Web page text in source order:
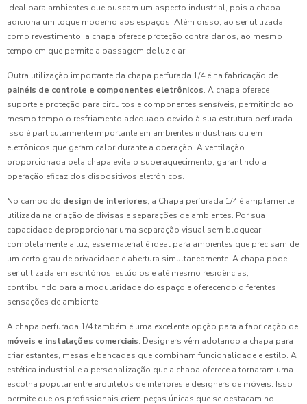
ideal para ambientes que buscam um aspecto industrial, pois a chapa
adiciona um toque moderno aos espaços. Além disso, ao ser utilizada
como revestimento, a chapa oferece proteção contra danos, ao mesmo
tempo em que permite a passagem de luz e ar.
Outra utilização importante da chapa perfurada 1/4 é na fabricação de
painéis de controle e componentes eletrônicos. A chapa oferece
suporte e proteção para circuitos e componentes sensíveis, permitindo ao
mesmo tempo o resfriamento adequado devido à sua estrutura perfurada.
Isso é particularmente importante em ambientes industriais ou em
eletrônicos que geram calor durante a operação. A ventilação
proporcionada pela chapa evita o superaquecimento, garantindo a
operação eficaz dos dispositivos eletrônicos.
No campo do design de interiores, a Chapa perfurada 1/4 é amplamente
utilizada na criação de divisas e separações de ambientes. Por sua
capacidade de proporcionar uma separação visual sem bloquear
completamente a luz, esse material é ideal para ambientes que precisam de
um certo grau de privacidade e abertura simultaneamente. A chapa pode
ser utilizada em escritórios, estúdios e até mesmo residências,
contribuindo para a modularidade do espaço e oferecendo diferentes
sensações de ambiente.
A chapa perfurada 1/4 também é uma excelente opção para a fabricação de
móveis e instalações comerciais. Designers vêm adotando a chapa para
criar estantes, mesas e bancadas que combinam funcionalidade e estilo. A
estética industrial e a personalização que a chapa oferece a tornaram uma
escolha popular entre arquitetos de interiores e designers de móveis. Isso
permite que os profissionais criem peças únicas que se destacam no